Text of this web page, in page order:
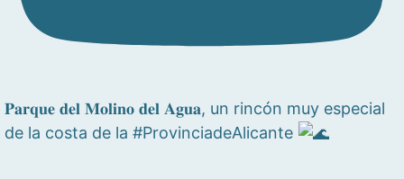
𝐏𝐚𝐫𝐪𝐮𝐞 𝐝𝐞𝐥 𝐌𝐨𝐥𝐢𝐧𝐨 𝐝𝐞𝐥 𝐀𝐠𝐮𝐚, un rincón muy especial
de la costa de la #ProvinciadeAlicante